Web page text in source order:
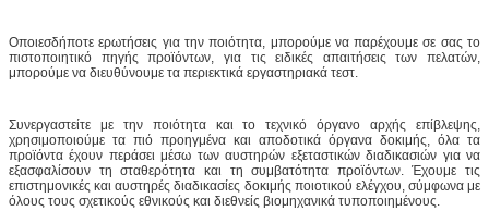
Οποιεσδήποτε ερωτήσεις για την ποιότητα, μπορούμε να παρέχουμε σε σας το
πιστοποιητικό πηγής προϊόντων, για τις ειδικές απαιτήσεις των πελατών,
μπορούμε να διευθύνουμε τα περιεκτικά εργαστηριακά τεστ.
Συνεργαστείτε με την ποιότητα και το τεχνικό όργανο αρχής επίβλεψης,
χρησιμοποιούμε τα πιό προηγμένα και αποδοτικά όργανα δοκιμής, όλα τα
προϊόντα έχουν περάσει μέσω των αυστηρών εξεταστικών διαδικασιών για να
εξασφαλίσουν τη σταθερότητα και τη συμβατότητα προϊόντων. Έχουμε τις
επιστημονικές και αυστηρές διαδικασίες δοκιμής ποιοτικού ελέγχου, σύμφωνα με
όλους τους σχετικούς εθνικούς και διεθνείς βιομηχανικά τυποποιημένους.